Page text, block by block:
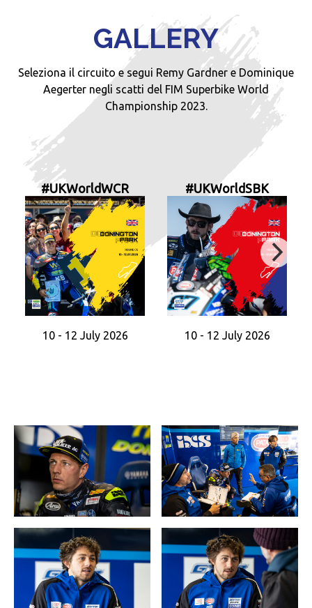
GALLERY
Seleziona il circuito e segui Remy Gardner e Dominique
Aegerter negli scatti del FIM Superbike World
Championship 2023.
#UKWorldWCR
10 - 12 July 2026
#UKWorldSBK
10 - 12 July 2026